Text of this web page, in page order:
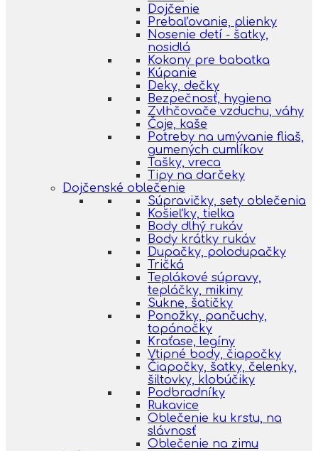
Dojčenie
Prebaľovanie, plienky
Nosenie detí - šatky,
nosidlá
Kokony pre babatka
Kúpanie
Deky, dečky
Bezpečnosť, hygiena
Zvlhčovače vzduchu, váhy
Čaje, kaše
Potreby na umývanie fliaš,
gumených cumlíkov
Tašky, vreca
Tipy na darčeky
Dojčenské oblečenie
Súpravičky, sety oblečenia
Košieľky, tielka
Body dlhý rukáv
Body krátky rukáv
Dupačky, polodupačky
Tričká
Teplákové súpravy,
tepláčky, mikiny
Sukne, šatičky
Ponožky, pančuchy,
topánočky
Kraťase, legíny
Vtipné body, čiapočky
Čiapočky, šatky, čelenky,
šiltovky, klobúčiky
Podbradníky
Rukavice
Oblečenie ku krstu, na
slávnosť
Oblečenie na zimu